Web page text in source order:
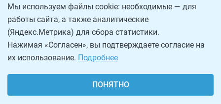
Мы используем файлы cookie: необходимые — для
работы сайта, а также аналитические
(Яндекс.Метрика) для сбора статистики.
Нажимая «Согласен», вы подтверждаете согласие на
их использование. Подробнее
ПОНЯТНО